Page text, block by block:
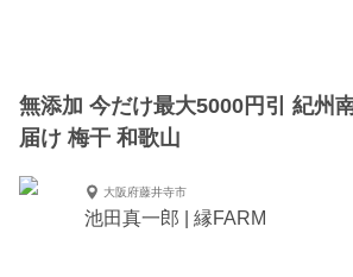
無添加 今だけ最大5000円引 紀州
届け 梅干 和歌山
大阪府藤井寺市
池田真一郎 | 縁FARM